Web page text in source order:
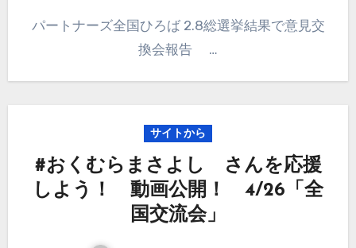
パートナーズ全国ひろば 2.8総選挙結果で意見交
換会報告 …
サイトから
#おくむらまさよし さんを応援
しよう！ 動画公開！ 4/26「全
国交流会」